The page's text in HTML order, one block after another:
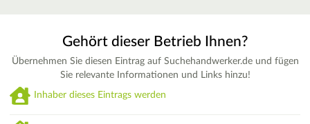
Gehört dieser Betrieb Ihnen?
Übernehmen Sie diesen Eintrag auf Suchehandwerker.de und fügen
Sie relevante Informationen und Links hinzu!
Inhaber dieses Eintrags werden